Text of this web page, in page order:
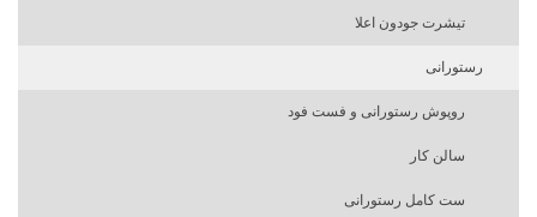
تیشرت جودون اعلا
رستورانی
روپوش رستورانی و فست فود
سالن کار
ست کامل رستورانی